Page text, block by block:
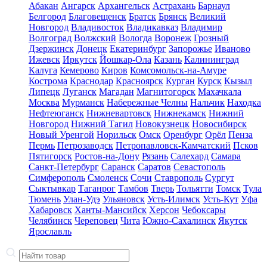
Абакан Ангарск Архангельск Астрахань Барнаул
Белгород Благовещенск Братск Брянск Великий
Новгород Владивосток Владикавказ Владимир
Волгоград Волжский Вологда Воронеж Грозный
Дзержинск Донецк Екатеринбург Запорожье Иваново
Ижевск Иркутск Йошкар-Ола Казань Калининград
Калуга Кемерово Киров Комсомольск-на-Амуре
Кострома Краснодар Красноярск Курган Курск Кызыл
Липецк Луганск Магадан Магнитогорск Махачкала
Москва Мурманск Набережные Челны Нальчик Находка
Нефтеюганск Нижневартовск Нижнекамск Нижний
Новгород Нижний Тагил Новокузнецк Новосибирск
Новый Уренгой Норильск Омск Оренбург Орёл Пенза
Пермь Петрозаводск Петропавловск-Камчатский Псков
Пятигорск Ростов-на-Дону Рязань Салехард Самара
Санкт-Петербург Саранск Саратов Севастополь
Симферополь Смоленск Сочи Ставрополь Сургут
Сыктывкар Таганрог Тамбов Тверь Тольятти Томск Тула
Тюмень Улан-Удэ Ульяновск Усть-Илимск Усть-Кут Уфа
Хабаровск Ханты-Мансийск Херсон Чебоксары
Челябинск Череповец Чита Южно-Сахалинск Якутск
Ярославль